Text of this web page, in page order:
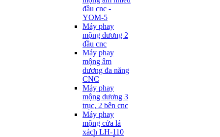
đầu cnc -
YOM-5
Máy phay
mộng dương 2
đầu cnc
Máy phay
mộng âm
dương đa năng
CNC
Máy phay
mộng dương 3
trục, 2 bên cnc
Máy phay
mộng cửa lá
xách LH-110